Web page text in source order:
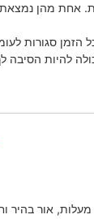
אחת מהן
סגורות
להיות הסיבה